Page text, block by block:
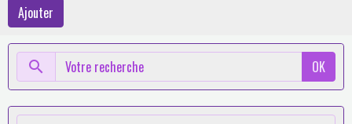
Ajouter
OK